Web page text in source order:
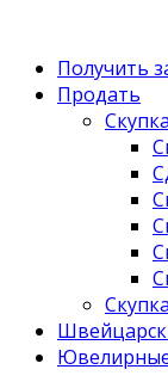
Получить
Продать